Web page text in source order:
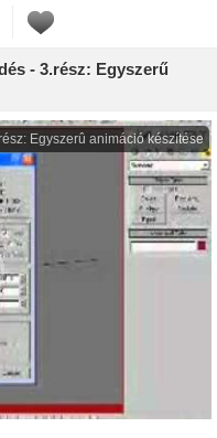
- 3.rész: Egyszerű